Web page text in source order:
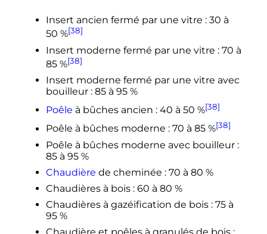
Insert ancien fermé par une vitre : 30 à
50 %[38]
Insert moderne fermé par une vitre : 70 à
85 %[38]
Insert moderne fermé par une vitre avec
bouilleur : 85 à 95 %
Poêle à bûches ancien : 40 à 50 %[38]
Poêle à bûches moderne : 70 à 85 %[38]
Poêle à bûches moderne avec bouilleur :
85 à 95 %
Chaudière de cheminée : 70 à 80 %
Chaudières à bois : 60 à 80 %
Chaudières à gazéification de bois : 75 à
95 %
Chaudière et poêles à granulés de bois :